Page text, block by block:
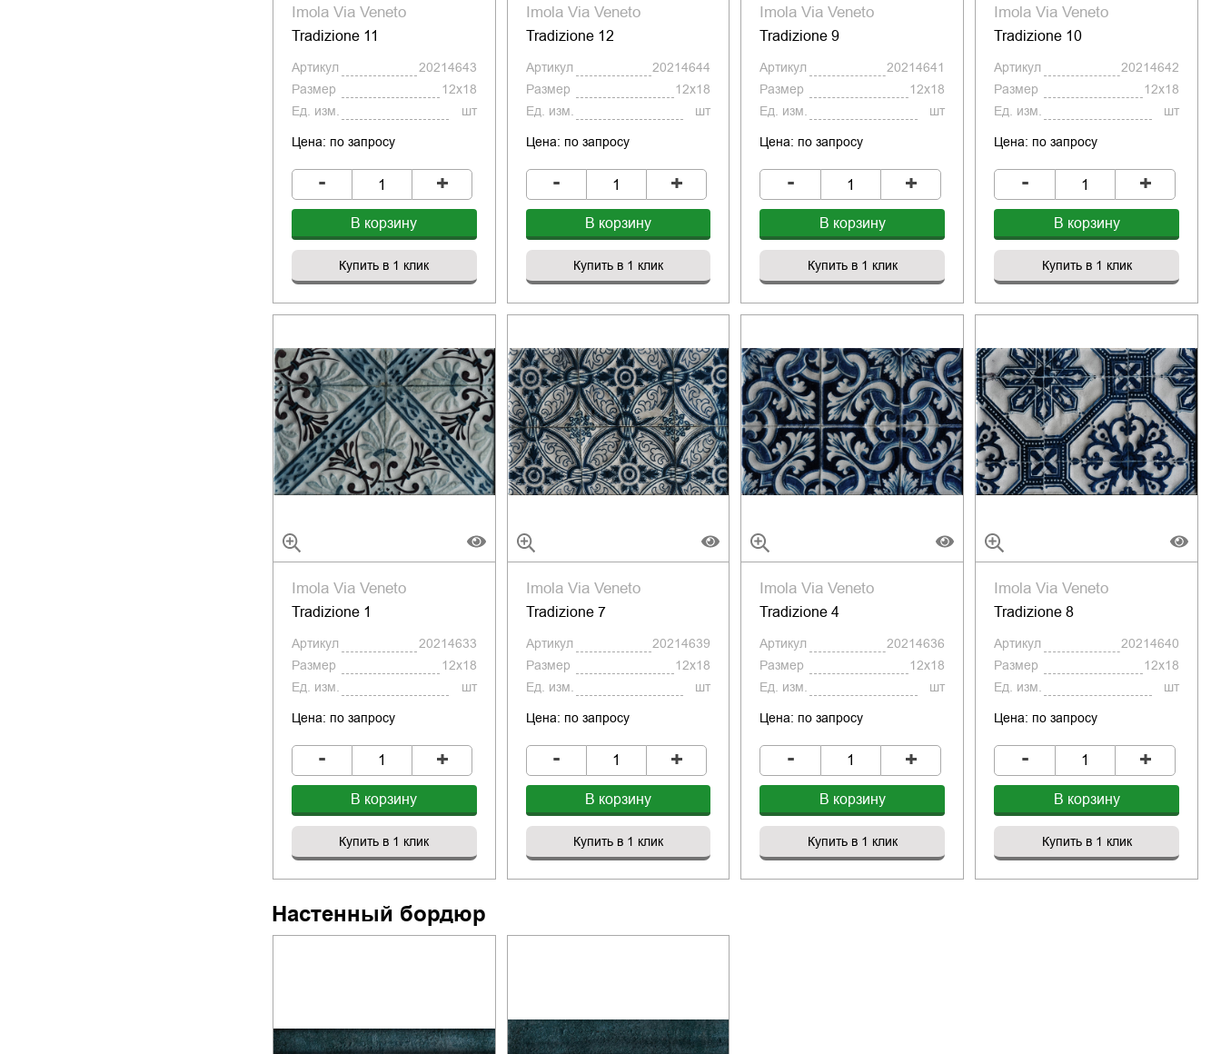
Imola Via Veneto
Tradizione 11
Артикул
20214643
Размер
12x18
Ед. изм.
шт
Цена: по запросу
- +
В корзину
Купить в 1 клик
Imola Via Veneto
Tradizione 12
Артикул
20214644
Размер
12x18
Ед. изм.
шт
Цена: по запросу
- +
В корзину
Купить в 1 клик
Imola Via Veneto
Tradizione 9
Артикул
20214641
Размер
12x18
Ед. изм.
шт
Цена: по запросу
- +
В корзину
Купить в 1 клик
Imola Via Veneto
Tradizione 10
Артикул
20214642
Размер
12x18
Ед. изм.
шт
Цена: по запросу
- +
В корзину
Купить в 1 клик
Imola Via Veneto
Tradizione 1
Артикул
20214633
Размер
12x18
Ед. изм.
шт
Цена: по запросу
- +
В корзину
Купить в 1 клик
Imola Via Veneto
Tradizione 7
Артикул
20214639
Размер
12x18
Ед. изм.
шт
Цена: по запросу
- +
В корзину
Купить в 1 клик
Imola Via Veneto
Tradizione 4
Артикул
20214636
Размер
12x18
Ед. изм.
шт
Цена: по запросу
- +
В корзину
Купить в 1 клик
Imola Via Veneto
Tradizione 8
Артикул
20214640
Размер
12x18
Ед. изм.
шт
Цена: по запросу
- +
В корзину
Купить в 1 клик
Настенный бордюр